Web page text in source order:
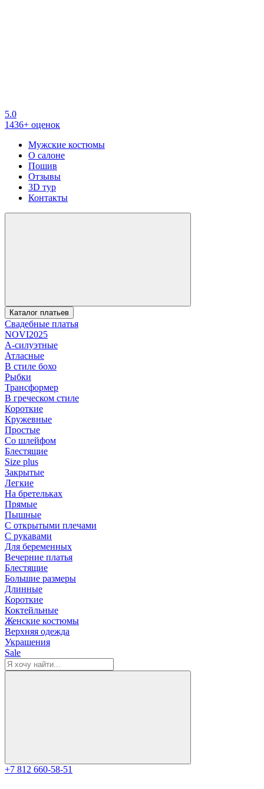
5.0
1436+ оценок
Мужские костюмы
О салоне
Пошив
Отзывы
3D тур
Контакты
Каталог платьев
Свадебные платья
NOVI2025
А-силуэтные
Атласные
В стиле бохо
Рыбки
Трансформер
В греческом стиле
Короткие
Кружевные
Простые
Со шлейфом
Блестящие
Size plus
Закрытые
Легкие
На бретельках
Прямые
Пышные
С открытыми плечами
С рукавами
Для беременных
Вечерние платья
Блестящие
Большие размеры
Длинные
Короткие
Коктейльные
Женские костюмы
Верхняя одежда
Украшения
Sale
+7 812 660-58-51